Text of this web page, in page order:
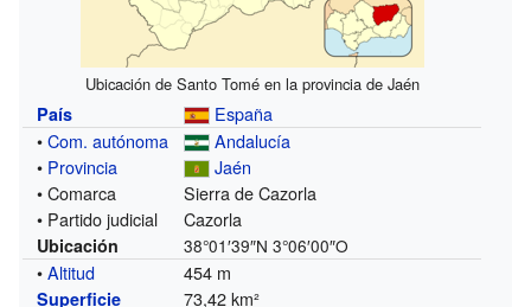
Ubicación de Santo Tomé en la provincia de Jaén
País
España
•Com. autónoma
Andalucía
• Provincia
Jaén
• Comarca
Sierra de Cazorla
• Partido judicial
Cazorla
Ubicación 38°01′39″N 3°06′00″O
•Altitud 454 m
Superficie 73,42 km²